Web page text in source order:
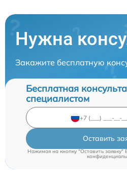
Нужна
Закажите бесплатную
Бесплатная
специалистом
Оставить
Нажимая на кнопку "Оставить заявку"